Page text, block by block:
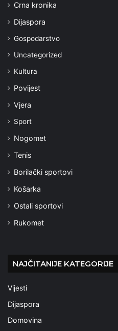
Crna kronika
Dijaspora
Gospodarstvo
Uncategorized
Kultura
Povijest
Vjera
Sport
Nogomet
Tenis
Borilački sportovi
Košarka
Ostali sportovi
Rukomet
NAJČITANIJE KATEGORIJE
Vijesti
Dijaspora
Domovina